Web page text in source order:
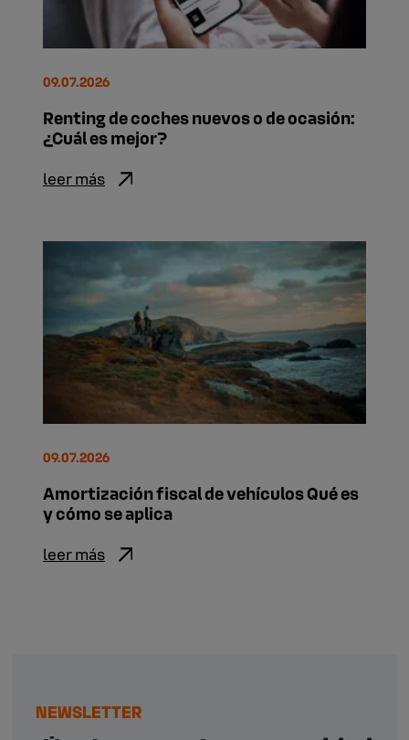
Renting de coches nuevos o de ocasión:
¿Cuál es mejor?
09.07.2026
leer más
Amortización fiscal de vehículos Qué es
y cómo se aplica
09.07.2026
leer más
NEWSLETTER